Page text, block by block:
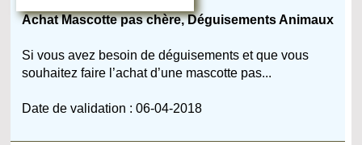
Achat Mascotte pas chère, Déguisements Animaux
Si vous avez besoin de déguisements et que vous
souhaitez faire l’achat d’une mascotte pas...
Date de validation : 06-04-2018